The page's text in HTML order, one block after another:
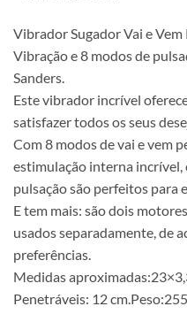
Vibrador Sugador Vai e
Vibração e 8 modos de
Sanders.
Este vibrador incrível
satisfazer todos os seus
Com 8 modos de vai e vem
estimulação interna incrível,
pulsação são perfeitos para
E tem mais: são dois
usados separadamente, de
preferências.
Medidas
Penetráveis: 12